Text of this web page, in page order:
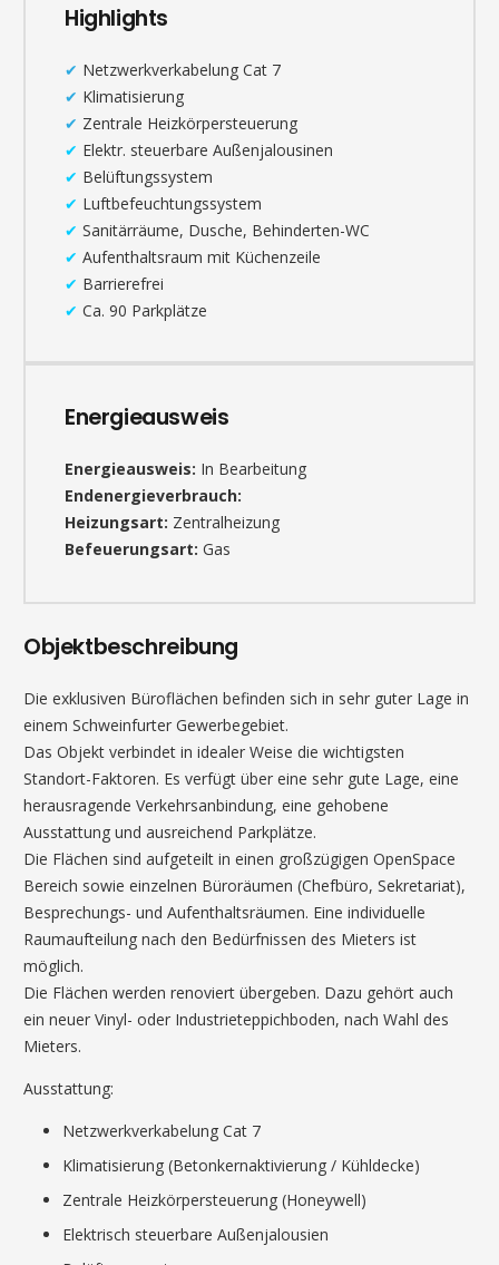
Highlights
✔ Netzwerkverkabelung Cat 7
✔ Klimatisierung
✔ Zentrale Heizkörpersteuerung
✔ Elektr. steuerbare Außenjalousinen
✔ Belüftungssystem
✔ Luftbefeuchtungssystem
✔ Sanitärräume, Dusche, Behinderten-WC
✔ Aufenthaltsraum mit Küchenzeile
✔ Barrierefrei
✔ Ca. 90 Parkplätze
Energieausweis
Energieausweis: In Bearbeitung
Endenergieverbrauch:
Heizungsart: Zentralheizung
Befeuerungsart: Gas
Objektbeschreibung
Die exklusiven Büroflächen befinden sich in sehr guter Lage in
einem Schweinfurter Gewerbegebiet.
Das Objekt verbindet in idealer Weise die wichtigsten
Standort-Faktoren. Es verfügt über eine sehr gute Lage, eine
herausragende Verkehrsanbindung, eine gehobene
Ausstattung und ausreichend Parkplätze.
Die Flächen sind aufgeteilt in einen großzügigen OpenSpace
Bereich sowie einzelnen Büroräumen (Chefbüro, Sekretariat),
Besprechungs- und Aufenthaltsräumen. Eine individuelle
Raumaufteilung nach den Bedürfnissen des Mieters ist
möglich.
Die Flächen werden renoviert übergeben. Dazu gehört auch
ein neuer Vinyl- oder Industrieteppichboden, nach Wahl des
Mieters.
Ausstattung:
Netzwerkverkabelung Cat 7
Klimatisierung (Betonkernaktivierung / Kühldecke)
Zentrale Heizkörpersteuerung (Honeywell)
Elektrisch steuerbare Außenjalousien